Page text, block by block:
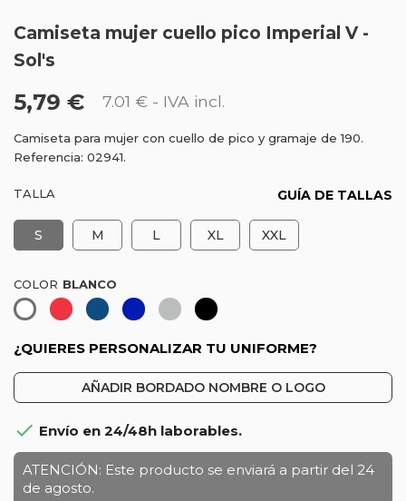
Camiseta mujer cuello pico Imperial V -
Sol's
5,79 € 7.01 € - IVA incl.
Camiseta para mujer con cuello de pico y gramaje de 190.
Referencia: 02941.
TALLA GUÍA DE TALLAS
S M L XL XXL
COLOR
BlancoRojo
Azul
AzulinaGris
Negro
¿QUIERES PERSONALIZAR TU UNIFORME?
AÑADIR BORDADO NOMBRE O LOGO
 Envío en 24/48h laborables.
ATENCIÓN: Este producto se enviará a partir del 24
de agosto.